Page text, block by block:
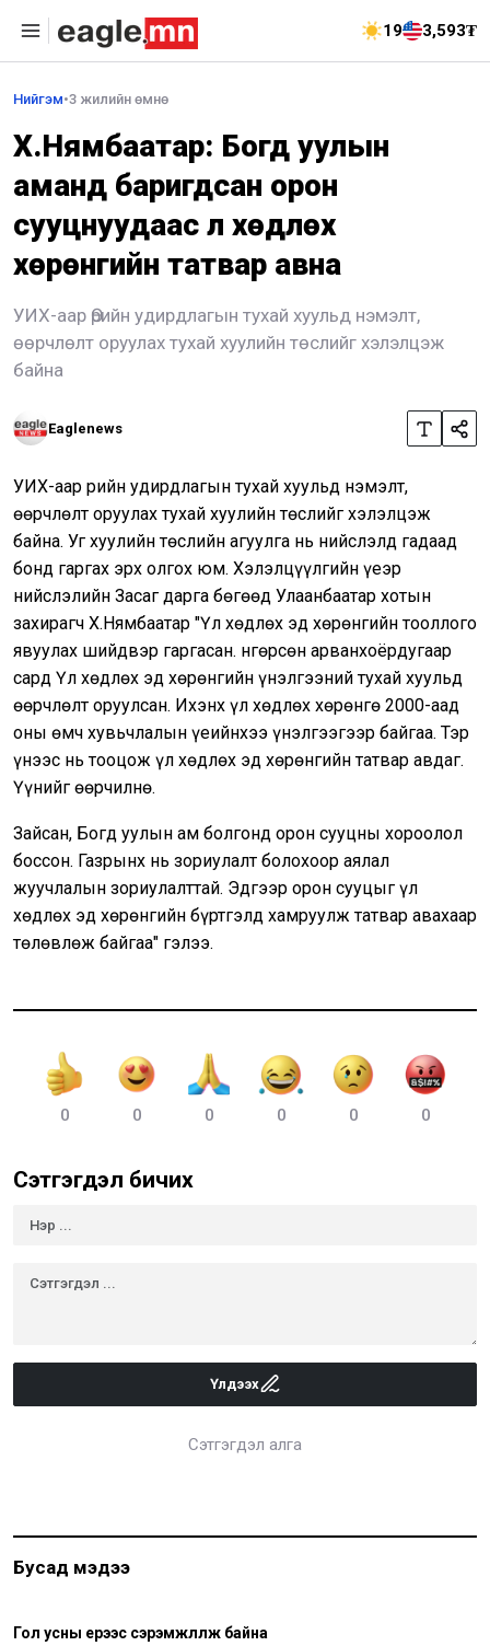
19 3,593₮
Нийгэм•3 жилийн өмнө
Х.Нямбаатар: Богд уулын
аманд баригдсан орон
сууцнуудаас үл хөдлөх
хөрөнгийн татвар авна
УИХ-аар Өрийн удирдлагын тухай хуульд нэмэлт,
өөрчлөлт оруулах тухай хуулийн төслийг хэлэлцэж
байна
Eaglenews
УИХ-аар Өрийн удирдлагын тухай хуульд нэмэлт,
өөрчлөлт оруулах тухай хуулийн төслийг хэлэлцэж
байна. Уг хуулийн төслийн агуулга нь нийслэлд гадаад
бонд гаргах эрх олгох юм. Хэлэлцүүлгийн үеэр
нийслэлийн Засаг дарга бөгөөд Улаанбаатар хотын
захирагч Х.Нямбаатар "Үл хөдлөх эд хөрөнгийн тооллого
явуулах шийдвэр гаргасан. Өнгөрсөн арванхоёрдугаар
сард Үл хөдлөх эд хөрөнгийн үнэлгээний тухай хуульд
өөрчлөлт оруулсан. Ихэнх үл хөдлөх хөрөнгө 2000-аад
оны өмч хувьчлалын үеийнхээ үнэлгээгээр байгаа. Тэр
үнээс нь тооцож үл хөдлөх эд хөрөнгийн татвар авдаг.
Үүнийг өөрчилнө.
Зайсан, Богд уулын ам болгонд орон сууцны хороолол
боссон. Газрынх нь зориулалт болохоор аялал
жуучлалын зориулалттай. Эдгээр орон сууцыг үл
хөдлөх эд хөрөнгийн бүртгэлд хамруулж татвар авахаар
төлөвлөж байгаа" гэлээ.
0 0 0 0 0 0
Сэтгэгдэл бичих
Үлдээх
Сэтгэгдэл алга
Бусад мэдээ
Гол усны үерээс сэрэмжлүүлж байна